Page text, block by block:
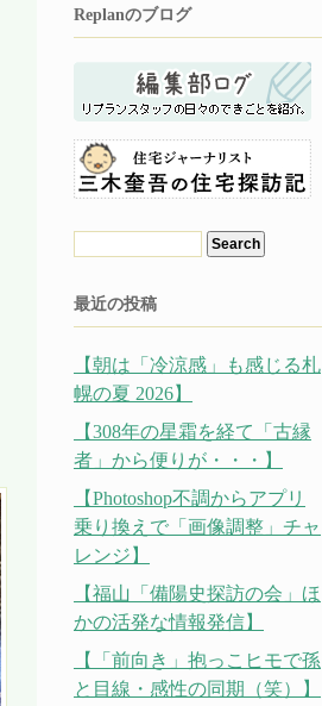
Replanのブログ
最近の投稿
【朝は「冷涼感」も感じる札
幌の夏 2026】
【308年の星霜を経て「古縁
者」から便りが・・・】
【Photoshop不調からアプリ
乗り換えで「画像調整」チャ
レンジ】
【福山「備陽史探訪の会」ほ
かの活発な情報発信】
【「前向き」抱っこヒモで孫
と目線・感性の同期（笑）】